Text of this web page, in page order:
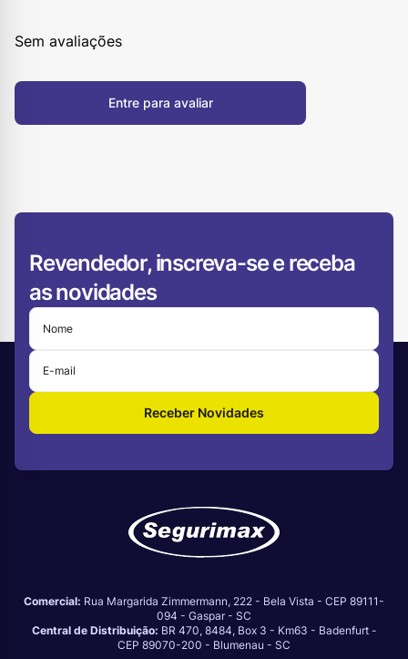
Sem avaliações
Entre para avaliar
Revendedor, inscreva-se e receba
as novidades
Receber Novidades
Comercial: Rua Margarida Zimmermann, 222 - Bela Vista - CEP 89111-
094 - Gaspar - SC
Central de Distribuição: BR 470, 8484, Box 3 - Km63 - Badenfurt -
CEP 89070-200 - Blumenau - SC